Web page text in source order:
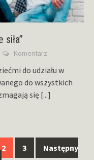
Komentarz
do udziału w
do wszystkich
się [...]
2 3 Następny